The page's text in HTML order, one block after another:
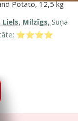
Potato, 12,5 kg
Milzīgs,Suņa
⭐⭐⭐⭐